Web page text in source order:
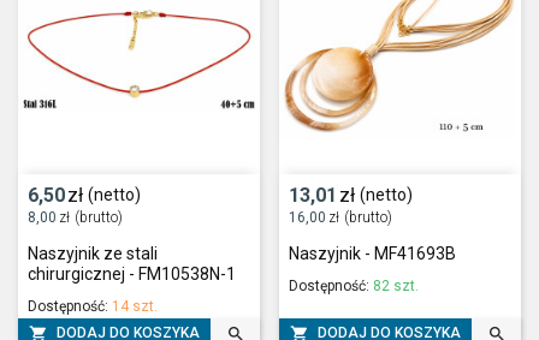
6,50zł (netto)
8,00 zł (brutto)
Naszyjnik ze stali
chirurgicznej - FM10538N-1
Dostępność: 14 szt.
 DODAJ DO KOSZYKA 
13,01 zł (netto)
16,00 zł (brutto)
Naszyjnik - MF41693B
Dostępność: 82 szt.
 DODAJ DO KOSZYKA 